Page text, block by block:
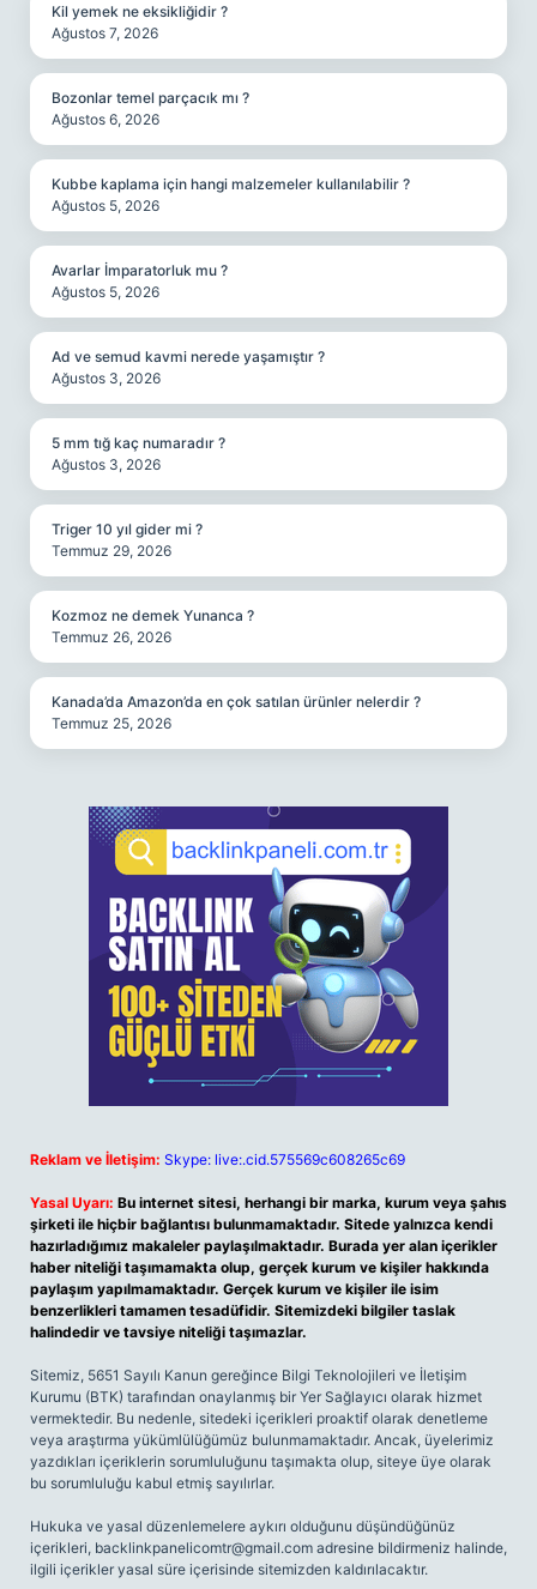
Kil yemek ne eksikliğidir ?
Ağustos 7, 2026
Bozonlar temel parçacık mı ?
Ağustos 6, 2026
Kubbe kaplama için hangi malzemeler kullanılabilir ?
Ağustos 5, 2026
Avarlar İmparatorluk mu ?
Ağustos 5, 2026
Ad ve semud kavmi nerede yaşamıştır ?
Ağustos 3, 2026
5 mm tığ kaç numaradır ?
Ağustos 3, 2026
Triger 10 yıl gider mi ?
Temmuz 29, 2026
Kozmoz ne demek Yunanca ?
Temmuz 26, 2026
Kanada’da Amazon’da en çok satılan ürünler nelerdir ?
Temmuz 25, 2026
Reklam ve İletişim: Skype: live:.cid.575569c608265c69
Yasal Uyarı: Bu internet sitesi, herhangi bir marka, kurum veya şahıs
şirketi ile hiçbir bağlantısı bulunmamaktadır. Sitede yalnızca kendi
hazırladığımız makaleler paylaşılmaktadır. Burada yer alan içerikler
haber niteliği taşımamakta olup, gerçek kurum ve kişiler hakkında
paylaşım yapılmamaktadır. Gerçek kurum ve kişiler ile isim
benzerlikleri tamamen tesadüfidir. Sitemizdeki bilgiler taslak
halindedir ve tavsiye niteliği taşımazlar.
Sitemiz, 5651 Sayılı Kanun gereğince Bilgi Teknolojileri ve İletişim
Kurumu (BTK) tarafından onaylanmış bir Yer Sağlayıcı olarak hizmet
vermektedir. Bu nedenle, sitedeki içerikleri proaktif olarak denetleme
veya araştırma yükümlülüğümüz bulunmamaktadır. Ancak, üyelerimiz
yazdıkları içeriklerin sorumluluğunu taşımakta olup, siteye üye olarak
bu sorumluluğu kabul etmiş sayılırlar.
Hukuka ve yasal düzenlemelere aykırı olduğunu düşündüğünüz
içerikleri, backlinkpanelicomtr@gmail.com adresine bildirmeniz halinde,
ilgili içerikler yasal süre içerisinde sitemizden kaldırılacaktır.